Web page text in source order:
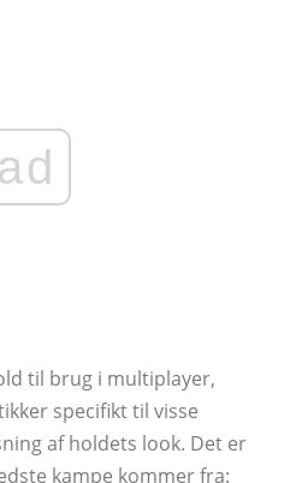
ad
til brug i multiplayer,
specifikt til visse
af holdets look. Det er
kampe kommer fra: